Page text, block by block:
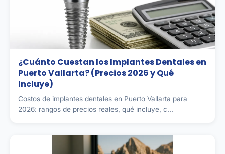
¿Cuánto Cuestan los Implantes Dentales en
Puerto Vallarta? (Precios 2026 y Qué
Incluye)
Costos de implantes dentales en Puerto Vallarta para
2026: rangos de precios reales, qué incluye, c...